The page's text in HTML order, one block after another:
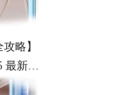
略】
新教